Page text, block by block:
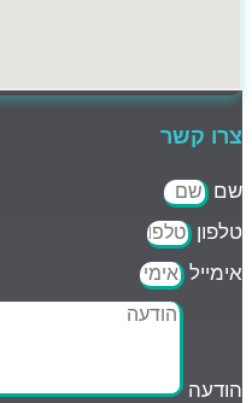
צרו קשר
שם
טלפון
אימייל
הודעה